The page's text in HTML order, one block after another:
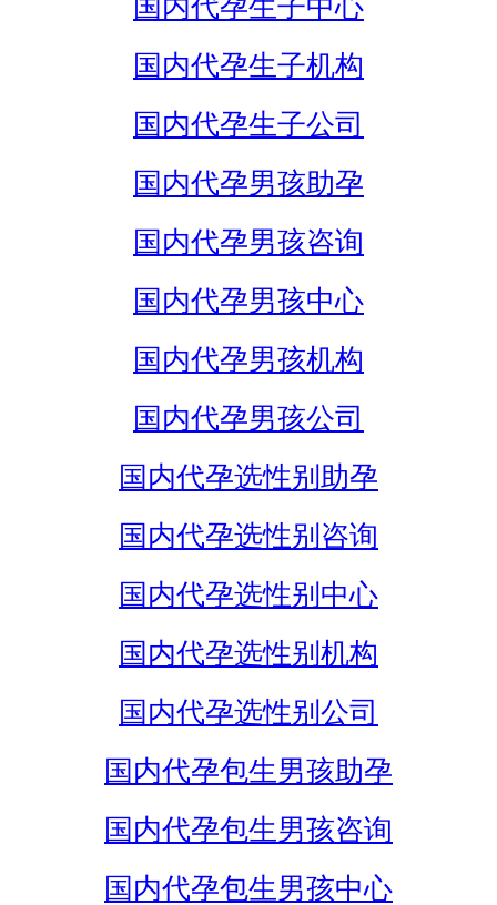
国内代孕生子中心
国内代孕生子机构
国内代孕生子公司
国内代孕男孩助孕
国内代孕男孩咨询
国内代孕男孩中心
国内代孕男孩机构
国内代孕男孩公司
国内代孕选性别助孕
国内代孕选性别咨询
国内代孕选性别中心
国内代孕选性别机构
国内代孕选性别公司
国内代孕包生男孩助孕
国内代孕包生男孩咨询
国内代孕包生男孩中心